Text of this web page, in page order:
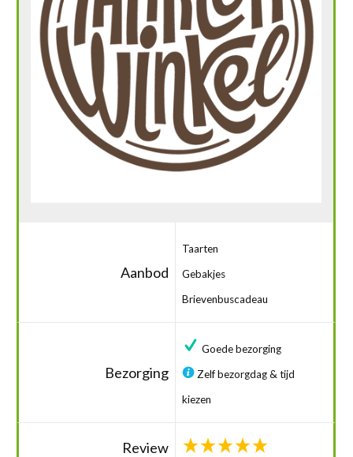
Aanbod
Taarten
Gebakjes
Brievenbuscadeau
Bezorging
Goede bezorging
Zelf bezorgdag & tijd
kiezen
Review